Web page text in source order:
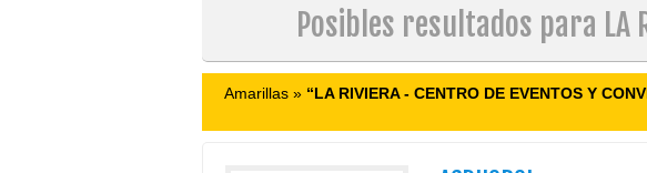
Posibles resultados para LA
Amarillas » “LA RIVIERA - CENTRO DE EVENTOS Y